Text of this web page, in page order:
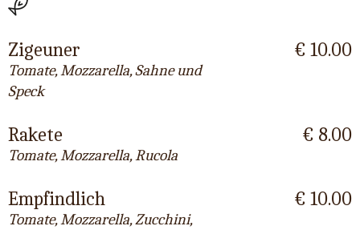
Zigeuner
Tomate, Mozzarella, Sahne und
Speck
€ 10.00
Rakete
Tomate, Mozzarella, Rucola
€ 8.00
Empfindlich
Tomate, Mozzarella, Zucchini,
€ 10.00